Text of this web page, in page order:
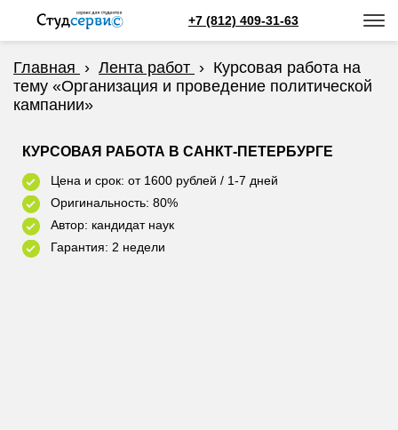
+7 (812) 409-31-63
Главная › Лента работ › Курсовая работа на
тему «Организация и проведение политической
кампании»
КУРСОВАЯ РАБОТА В САНКТ-ПЕТЕРБУРГЕ
Цена и срок: от 1600 рублей / 1-7 дней
Оригинальность: 80%
Автор: кандидат наук
Гарантия: 2 недели